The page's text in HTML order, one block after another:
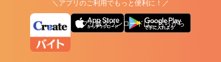
＼アプリのご利用でもっと便利に！／
アプリ版ダウンロードはこちらから